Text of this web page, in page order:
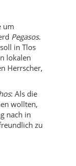
um
Pegasos.
in Tlos
lokalen
Herrscher,
: Als die
wollten,
nach in
zu